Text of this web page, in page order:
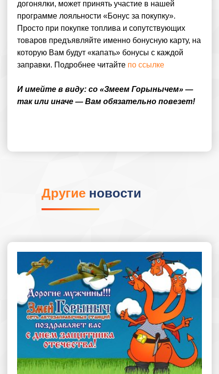
догонялки, может принять участие в нашей
программе лояльности «Бонус за покупку».
Просто при покупке топлива и сопутствующих
товаров предъявляйте именно бонусную карту, на
которую Вам будут «капать» бонусы с каждой
заправки. Подробнее читайте по ссылке
И имейте в виду: со «Змеем Горынычем» —
так или иначе — Вам обязательно повезет!
Другие новости